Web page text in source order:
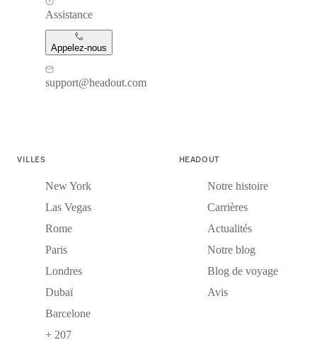
Assistance
Appelez-nous
support@headout.com
VILLES
New York
Las Vegas
Rome
Paris
Londres
Dubaï
Barcelone
+ 207
HEADOUT
Notre histoire
Carrières
Actualités
Notre blog
Blog de voyage
Avis